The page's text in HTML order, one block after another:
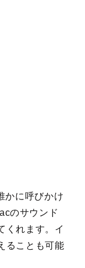
かに呼びかけ
のサウンド
くれます。イ
ることも可能